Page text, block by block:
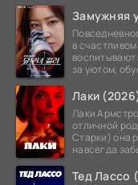
Замужняя
в
воспитывают
за уютом,
Лаки
Лаки
отличной
Старки) она
навсегда
Тед Лассо